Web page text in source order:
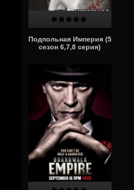
Подпольная Империя (5
сезон 6,7,8 серия)